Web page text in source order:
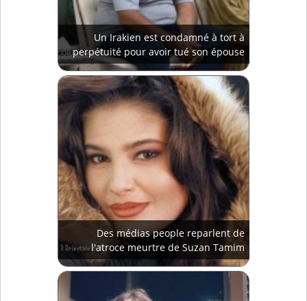
Un Irakien est condamné à tort à
perpétuité pour avoir tué son épouse
Des médias people reparlent de
l'atroce meurtre de Suzan Tamim